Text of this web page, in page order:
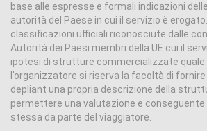
base alle espresse e formali indicazioni
autorità del Paese in cui il servizio è
classificazioni ufficiali riconosciute dalle
Autorità dei Paesi membri della UE cui il
ipotesi di strutture commercializzate quale
l’organizzatore si riserva la facoltà di fornire
depliant una propria descrizione della
permettere una valutazione e
stessa da parte del viaggiatore.